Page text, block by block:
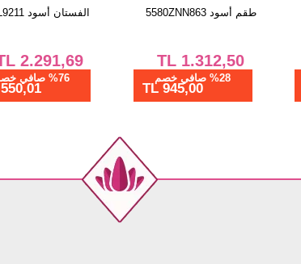
طقم أسود 5580ZNN863
1.312,50
TL
%28 صافي خصم
945,00 TL
طقم أخضر عفني و بيج
4.062,53
%76 صافي خصم
975,01 TL